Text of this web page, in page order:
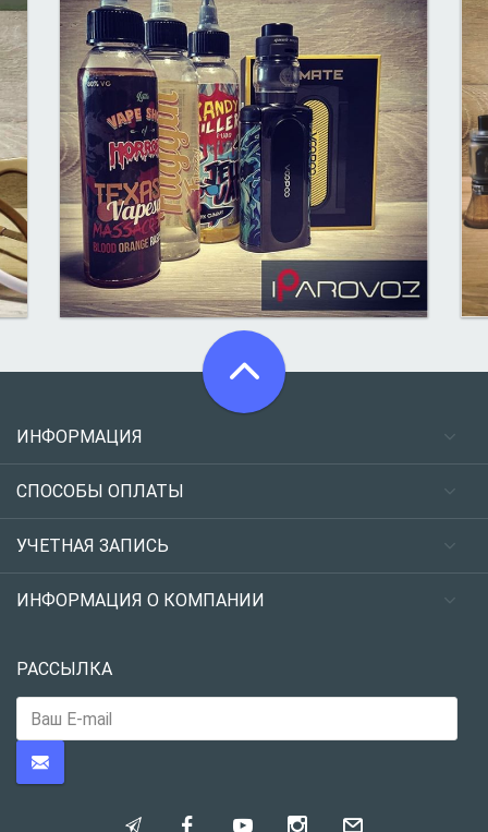
ИНФОРМАЦИЯ
СПОСОБЫ ОПЛАТЫ
УЧЕТНАЯ ЗАПИСЬ
ИНФОРМАЦИЯ О КОМПАНИИ
РАССЫЛКА